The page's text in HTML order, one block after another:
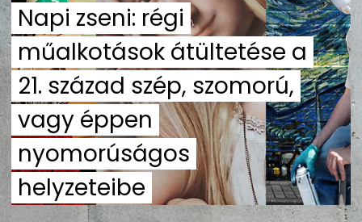
UTCA
ZENE
MÉDIAAJÁNLAT
IMPRESSZUM
PR-ARCHÍVUM
ADATKEZELÉSI TÁJÉKOZTATÓ
Napi zseni: régi
műalkotások átültetése a
21. század szép, szomorú,
vagy éppen
nyomorúságos
helyzeteibe